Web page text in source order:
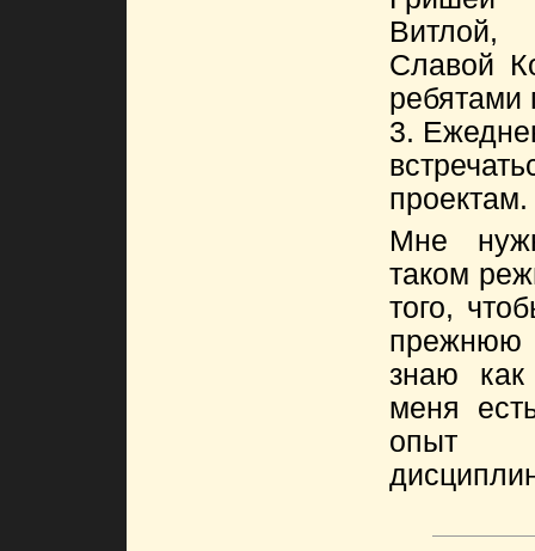
Витлой,
Славой
ребятами
3.
проектам.
Мне
таком
того,
знаю как
меня
опыт